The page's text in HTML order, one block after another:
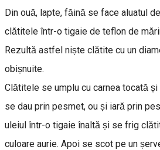
Din ouă, lapte, făină se face aluatul
clătitele într-o tigaie de teflon de
Rezultă astfel niște clătite cu un
obișnuite.
Clătitele se umplu cu carnea tocată
se dau prin pesmet, ou și iară prin
uleiul într-o tigaie înaltă și se frig
culoare aurie. Apoi se scot pe un